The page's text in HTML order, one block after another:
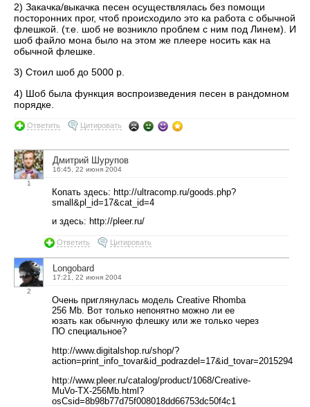
2) Закачка/выкачка песен осуществлялась без помощи
посторонних прог, чтоб происходило это ка работа с обычной
флешкой. (т.е. шоб не возникло проблем с ним под Линем). И
шоб файло мона было на этом же плеере носить как на
обычной флешке.
3) Стоил шоб до 5000 р.
4) Шоб была функция воспроизведения песен в рандомном
порядке.
Ответить Цитировать
1
Дмитрий Шурупов
16:45, 22 июня 2004
Копать здесь: http://ultracomp.ru/goods.php?
small&pl_id=17&cat_id=4
и здесь: http://pleer.ru/
Ответить Цитировать
2
Longobard
17:21, 22 июня 2004
Очень приглянулась модель Creative Rhomba
256 Mb. Вот только непонятно можно ли ее
юзать как обычную флешку или же только через
ПО специальное?
http://www.digitalshop.ru/shop/?
action=print_info_tovar&id_podrazdel=17&id_tovar=2015294
http://www.pleer.ru/catalog/product/1068/Creative-
MuVo-TX-256Mb.html?
osCsid=8b98b77d75f008018dd66753dc50f4c1